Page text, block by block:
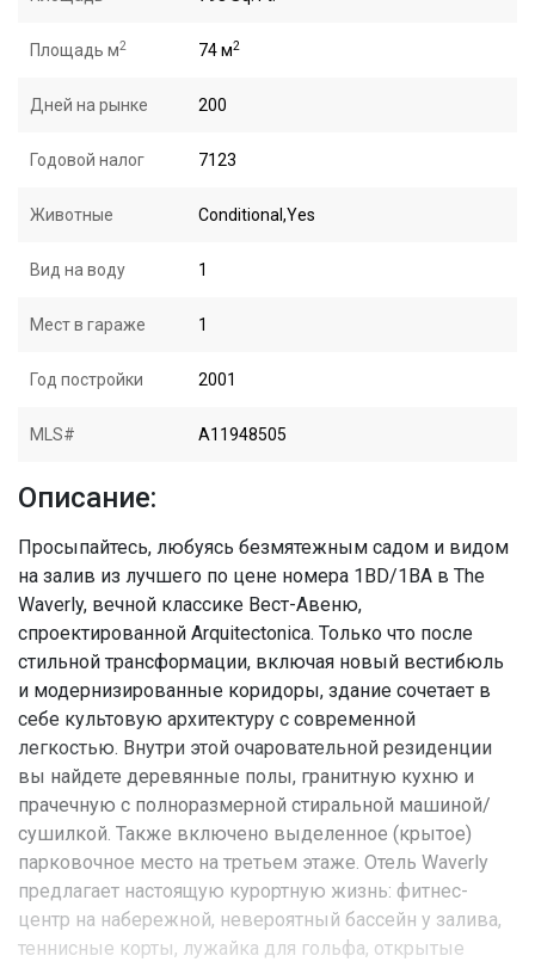
Площадь м2 74 м2
Дней на рынке 200
Годовой налог 7123
Животные Conditional,Yes
Вид на воду 1
Мест в гараже 1
Год постройки 2001
MLS# A11948505
Описание:
Просыпайтесь, любуясь безмятежным садом и видом
на залив из лучшего по цене номера 1BD/1BA в The
Waverly, вечной классике Вест-Авеню,
спроектированной Arquitectonica. Только что после
стильной трансформации, включая новый вестибюль
и модернизированные коридоры, здание сочетает в
себе культовую архитектуру с современной
легкостью. Внутри этой очаровательной резиденции
вы найдете деревянные полы, гранитную кухню и
прачечную с полноразмерной стиральной машиной/
сушилкой. Также включено выделенное (крытое)
парковочное место на третьем этаже. Отель Waverly
предлагает настоящую курортную жизнь: фитнес-
центр на набережной, невероятный бассейн у залива,
теннисные корты, лужайка для гольфа, открытые